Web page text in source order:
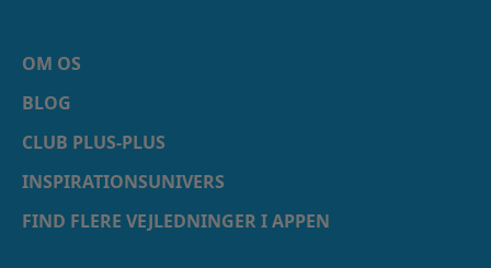
OM OS
BLOG
CLUB PLUS-PLUS
INSPIRATIONSUNIVERS
FIND FLERE VEJLEDNINGER I APPEN